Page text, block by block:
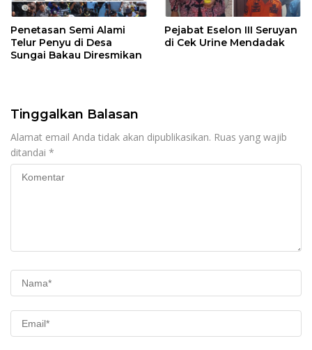
Penetasan Semi Alami
Telur Penyu di Desa
Sungai Bakau Diresmikan
Pejabat Eselon III Seruyan
di Cek Urine Mendadak
Tinggalkan Balasan
Alamat email Anda tidak akan dipublikasikan. Ruas yang wajib
ditandai *